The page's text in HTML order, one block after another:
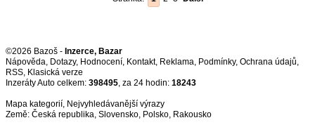
©2026 Bazoš - Inzerce, Bazar
Nápověda, Dotazy, Hodnocení, Kontakt, Reklama, Podmínky, Ochrana údajů,
RSS,
Inzeráty Auto celkem: 398495, za 24 hodin: 18243
Mapa kategorií, Nejvyhledávanější výrazy
Země: Česká republika, Slovensko, Polsko, Rakousko